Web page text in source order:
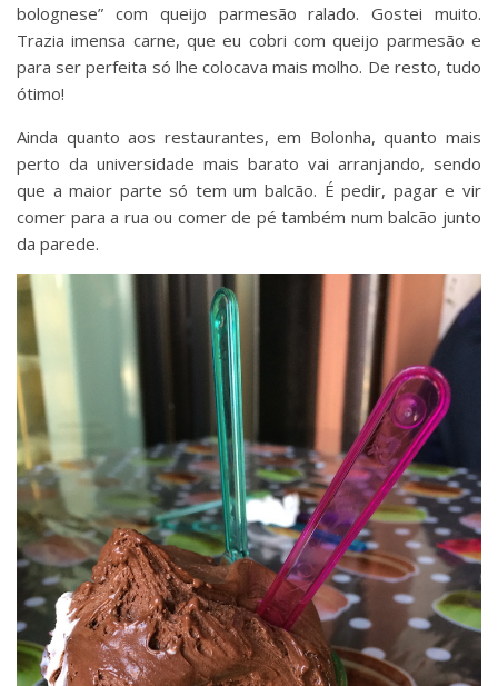
bolognese” com queijo parmesão ralado. Gostei muito.
Trazia imensa carne, que eu cobri com queijo parmesão e
para ser perfeita só lhe colocava mais molho. De resto, tudo
ótimo!
Ainda quanto aos restaurantes, em Bolonha, quanto mais
perto da universidade mais barato vai arranjando, sendo
que a maior parte só tem um balcão. É pedir, pagar e vir
comer para a rua ou comer de pé também num balcão junto
da parede.